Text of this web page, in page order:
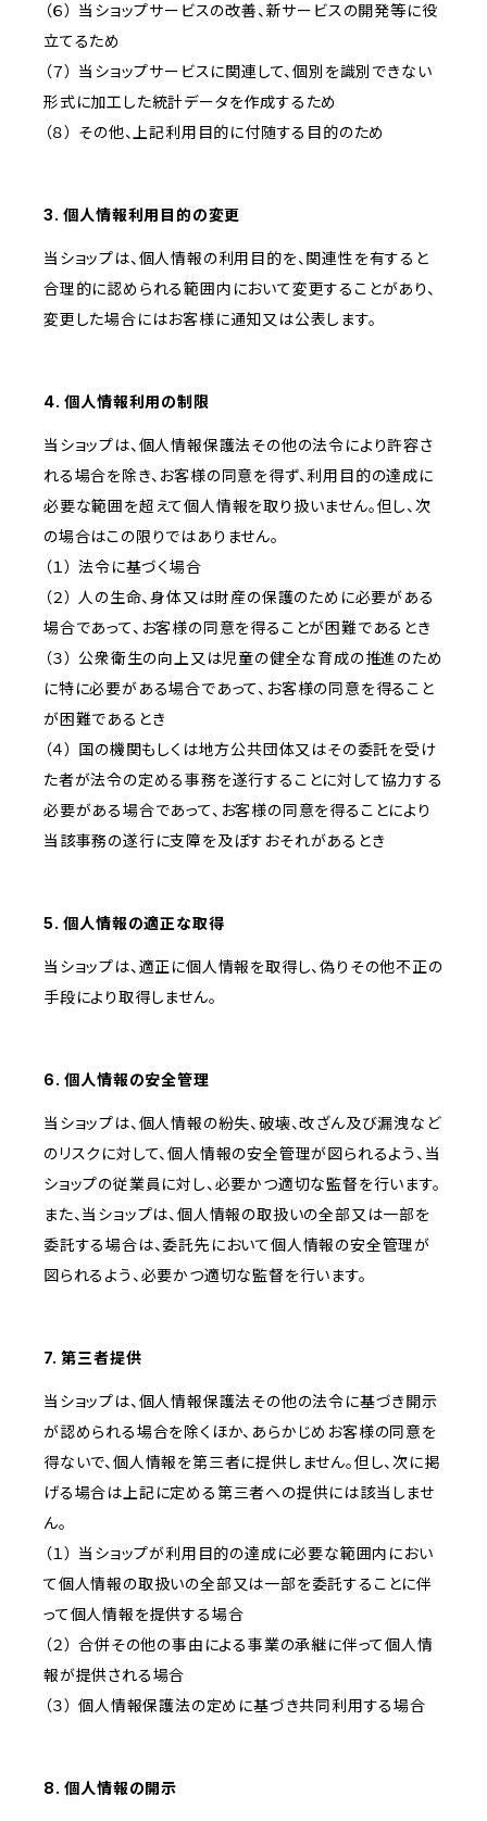
（６） 当ショップサービスの改善、新サービスの開発等に役
立てるため
（７） 当ショップサービスに関連して、個別を識別できない
形式に加工した統計データを作成するため
（８） その他、上記利用目的に付随する目的のため
3. 個人情報利用目的の変更
当ショップは、個人情報の利用目的を、関連性を有すると
合理的に認められる範囲内において変更することがあり、
変更した場合にはお客様に通知又は公表します。
4. 個人情報利用の制限
当ショップは、個人情報保護法その他の法令により許容さ
れる場合を除き、お客様の同意を得ず、利用目的の達成に
必要な範囲を超えて個人情報を取り扱いません。但し、次
の場合はこの限りではありません。
（１） 法令に基づく場合
（２） 人の生命、身体又は財産の保護のために必要がある
場合であって、お客様の同意を得ることが困難であるとき
（３） 公衆衛生の向上又は児童の健全な育成の推進のため
に特に必要がある場合であって、お客様の同意を得ること
が困難であるとき
（４） 国の機関もしくは地方公共団体又はその委託を受け
た者が法令の定める事務を遂行することに対して協力する
必要がある場合であって、お客様の同意を得ることにより
当該事務の遂行に支障を及ぼすおそれがあるとき
5. 個人情報の適正な取得
当ショップは、適正に個人情報を取得し、偽りその他不正の
手段により取得しません。
6. 個人情報の安全管理
当ショップは、個人情報の紛失、破壊、改ざん及び漏洩など
のリスクに対して、個人情報の安全管理が図られるよう、当
ショップの従業員に対し、必要かつ適切な監督を行います。
また、当ショップは、個人情報の取扱いの全部又は一部を
委託する場合は、委託先において個人情報の安全管理が
図られるよう、必要かつ適切な監督を行います。
7. 第三者提供
当ショップは、個人情報保護法その他の法令に基づき開示
が認められる場合を除くほか、あらかじめお客様の同意を
得ないで、個人情報を第三者に提供しません。但し、次に掲
げる場合は上記に定める第三者への提供には該当しませ
ん。
（１） 当ショップが利用目的の達成に必要な範囲内におい
て個人情報の取扱いの全部又は一部を委託することに伴
って個人情報を提供する場合
（２） 合併その他の事由による事業の承継に伴って個人情
報が提供される場合
（３） 個人情報保護法の定めに基づき共同利用する場合
8. 個人情報の開示